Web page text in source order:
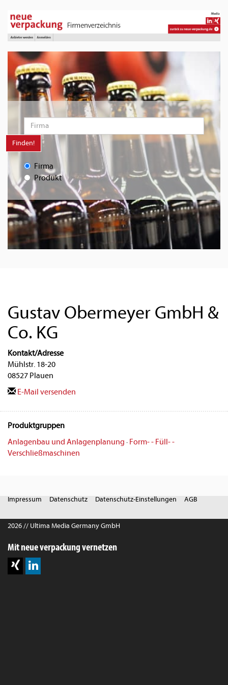
Finden!
Firma
Produkt
Gustav Obermeyer GmbH &
Co. KG
Kontakt/Adresse
Mühlstr. 18-20
08527 Plauen
E-Mail versenden
Produktgruppen
Anlagenbau und Anlagenplanung · Form- - Füll- -
Verschließmaschinen
Impressum Datenschutz Datenschutz-Einstellungen AGB
2026 // Ultima Media Germany GmbH
Mit neue verpackung vernetzen